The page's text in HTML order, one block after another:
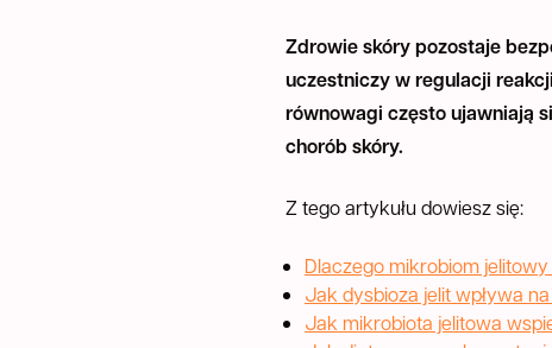
Zdrowie skóry pozostaje
uczestniczy w regulacji
równowagi często ujawniają
chorób skóry.
Z tego artykułu dowiesz się:
Dlaczego mikrobiom
Jak dysbioza jelit wpływa
Jak mikrobiota jelitowa